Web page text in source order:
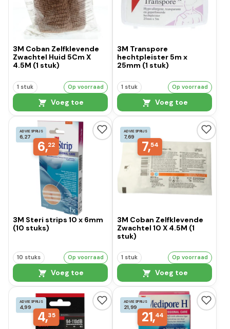
3M Coban Zelfklevende
Zwachtel Huid 5Cm X
4.5M (1 stuk)
1 stuk Op voorraad
Voeg toe
3M Transpore
hechtpleister 5m x
25mm (1 stuk)
1 stuk Op voorraad
Voeg toe
ADVIESPRIJS
6,27
6,22
3M Steri strips 10 x 6mm
(10 stuks)
10 stuks Op voorraad
Voeg toe
ADVIESPRIJS
7,69
7,54
3M Coban Zelfklevende
Zwachtel 10 X 4.5M (1
stuk)
1 stuk Op voorraad
Voeg toe
ADVIESPRIJS
4,99
4,35
ADVIESPRIJS
21,99
21,44